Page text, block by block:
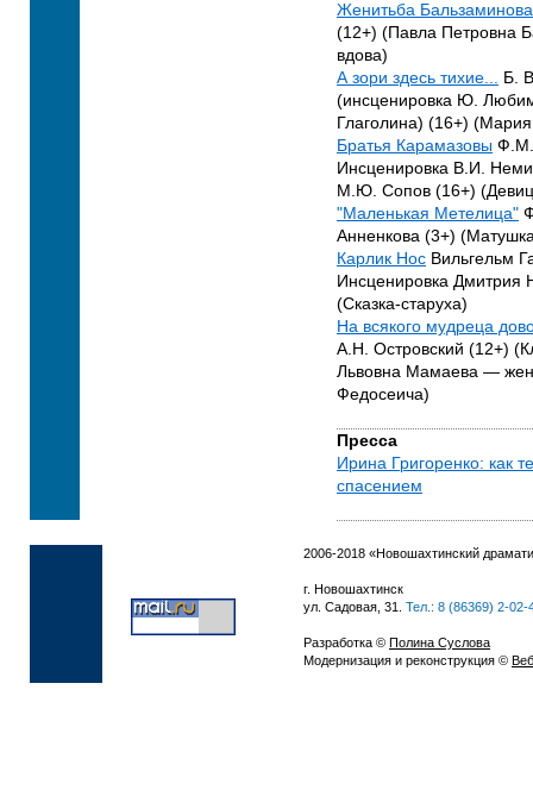
Женитьба Бальзаминова
(12+) (Павла Петровна
вдова)
А зори здесь тихие... Б.
(инсценировка Ю.
Глаголина) (16+)
Братья Карамазовы Ф.М.
Инсценировка В.И.
М.Ю. Сопов (16+)
"Маленькая Метелица"
Анненкова (3+)
Карлик Нос Вильгельм
Инсценировка Дмитрия
(Сказка-старуха)
На всякого мудреца
А.Н. Островский (12+)
Львовна Мамаева —
Федосеича)
Пресса
Ирина Григоренко: как
спасением
2006-2018 «Новошахтинский
г. Новошахтинск
ул. Садовая, 31. Тел.: 8 (86369) 2-02-
Разработка © Полина Суслова
Модернизация и реконструкция ©